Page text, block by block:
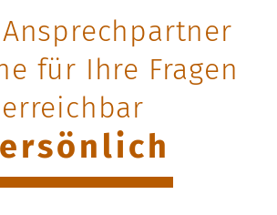
für Ihre Fragen
erreichbar